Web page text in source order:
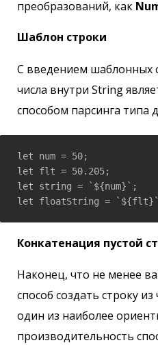
преобразований, как
Шаблон строки
С введением шаблонных
числа внутри String
способом парсинга типа
let num = 50;
let flt = 50.205;
let string = `${num}`;
let floatString =
Конкатенация пустой
Наконец, что не менее
способ создать строку
один из наиболее
производительность